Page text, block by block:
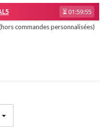
⏳01:59:53
commandes personnalisées)